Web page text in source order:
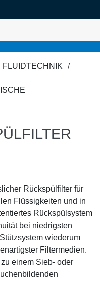
FLUIDTECHNIK
Rückspülfilter für
Flüssigkeiten und in
Rückspülsystem
bei niedrigsten
wiederum
Filtermedien.
einem Sieb- oder